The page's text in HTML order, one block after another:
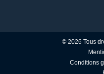
© 2026 Tous
Conditions